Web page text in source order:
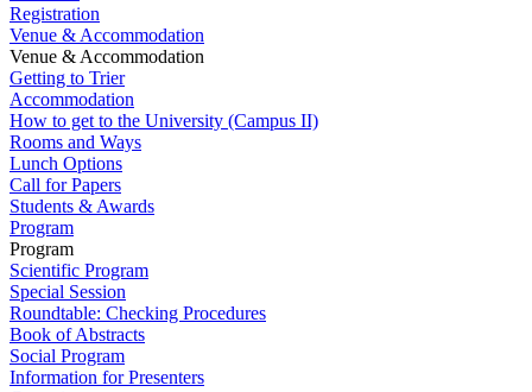
Registration
Venue & Accommodation
Venue & Accommodation
Getting to Trier
Accommodation
How to get to the University (Campus II)
Rooms and Ways
Lunch Options
Call for Papers
Students & Awards
Program
Program
Scientific Program
Special Session
Roundtable: Checking Procedures
Book of Abstracts
Social Program
Information for Presenters